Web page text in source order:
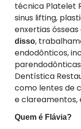
técnica Platelet
sinus lifting,
enxertias
disso,
endodônticos,
Dentística
como lentes de
e clareamentos,
Quem é Flávia?